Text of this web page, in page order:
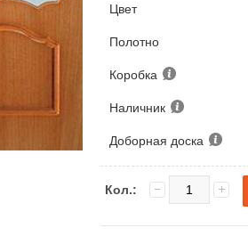
Цвет
Полотно
Коробка
Наличник
Доборная доска
Кол.: